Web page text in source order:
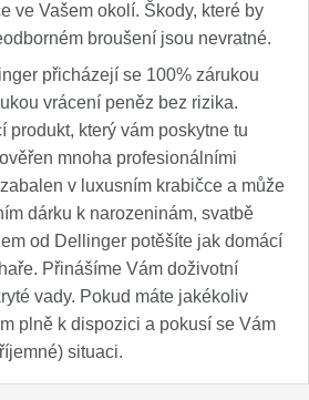
ve Vašem okolí. Škody, které by
broušení jsou nevratné.
přicházejí se 100% zárukou
vrácení peněz bez rizika.
produkt, který vám poskytne tu
mnoha profesionálními
v luxusním krabičce a může
dárku k narozeninám, svatbě
od Dellinger potěšíte jak domácí
Přinášíme Vám doživotní
vady. Pokud máte jakékoliv
plně k dispozici a pokusí se Vám
situaci.